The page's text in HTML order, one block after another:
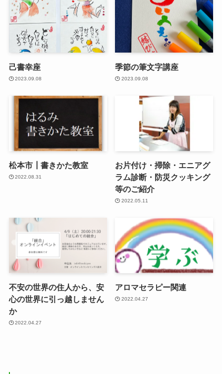
己書幸座
2023.09.08
季節の筆文字講座
2023.09.08
松本市┃書きかた教室
2022.08.31
お片付け・掃除・エニアグ
ラム診断・防災クッキング
等のご紹介
2022.05.11
不安の世界の住人から、安
心の世界に引っ越しません
か
2022.04.27
アロマセラピー関連
2022.04.27